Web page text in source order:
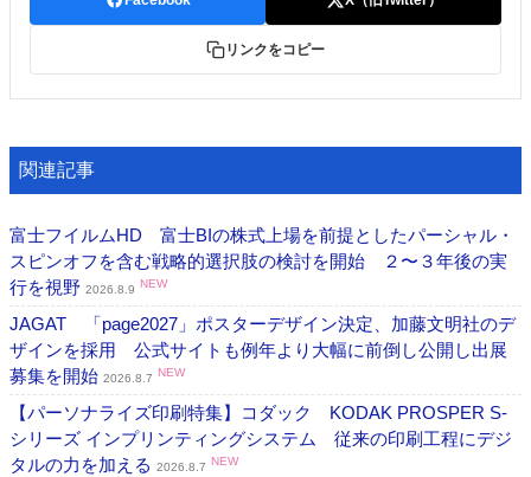
リンクをコピー
関連記事
富士フイルムHD 富士BIの株式上場を前提としたパーシャル・
スピンオフを含む戦略的選択肢の検討を開始 ２〜３年後の実
行を視野 2026.8.9 NEW
JAGAT 「page2027」ポスターデザイン決定、加藤文明社のデ
ザインを採用 公式サイトも例年より大幅に前倒し公開し出展
募集を開始 2026.8.7 NEW
【パーソナライズ印刷特集】コダック KODAK PROSPER S-
シリーズ インプリンティングシステム 従来の印刷工程にデジ
タルの力を加える 2026.8.7 NEW